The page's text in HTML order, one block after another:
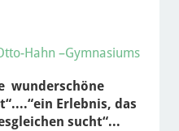
Hahn –Gymnasiums
wunderschöne
Erlebnis, das
sucht“...